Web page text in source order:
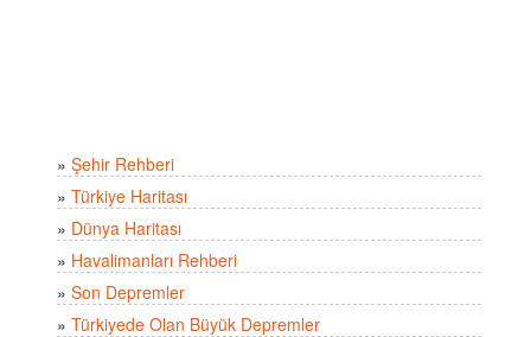
» Şehir Rehberi
» Türkiye Haritası
» Dünya Haritası
» Havalimanları Rehberi
» Son Depremler
» Türkiyede Olan Büyük Depremler